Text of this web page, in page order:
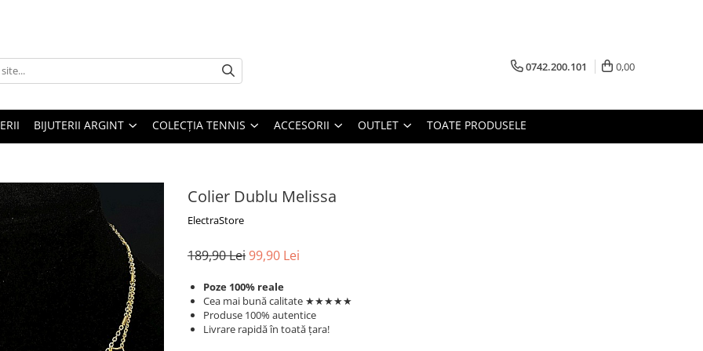
0742.200.101 0,00
BIJUTERII ARGINT COLECȚIA TENNIS ACCESORII OUTLET TOATE PRODUSELE
Colier Dublu Melissa
ElectraStore
189,90 Lei99,90 Lei
Poze 100% reale
Cea mai bună calitate ★★★★★
Produse 100% autentice
Livrare rapidă în toată țara!